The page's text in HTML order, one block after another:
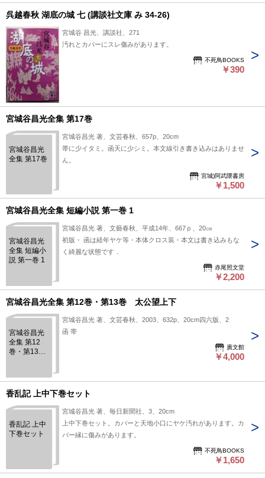
呉越春秋 湖底の城 七 (講談社文庫 み 34-26)
宮城谷 昌光、講談社、271
汚れとカバーにスレ傷みがあります。
不死鳥BOOKS
￥390
宮城谷昌光全集 第17巻
宮城谷昌光
全集 第17巻
宮城谷昌光 著、文芸春秋、657p、20cm
帯に少イタミ。函天に少シミ。本文線引き書き込みはありませ
ん。
宮城)阿武隈書房
￥1,500
宮城谷昌光全集 短編小説 第一巻 1
宮城谷昌光
全集 短編小
説 第一巻 1
宮城谷昌光 著、文藝春秋、平成14年、667ｐ、20㎝
初版・ 函は経年ヤケ等・本体クロス装・本文は書き込みもな
く綺麗な状態です．
赤尾照文堂
￥2,200
宮城谷昌光全集 第12巻・第13巻 太公望上下
宮城谷昌光
全集 第12
巻・第13
宮城谷昌光 著、文芸春秋、2003、632p、20cm四六版、2
函 帯
廣文館
￥4,000
香乱記 上中下巻セット
香乱記 上中
下巻セット
宮城谷昌光 著、毎日新聞社、3、20cm
上中下巻セット。カバーと天地小口にヤケ汚れがあります。カ
バー縁に傷みがあります。
不死鳥BOOKS
￥1,650